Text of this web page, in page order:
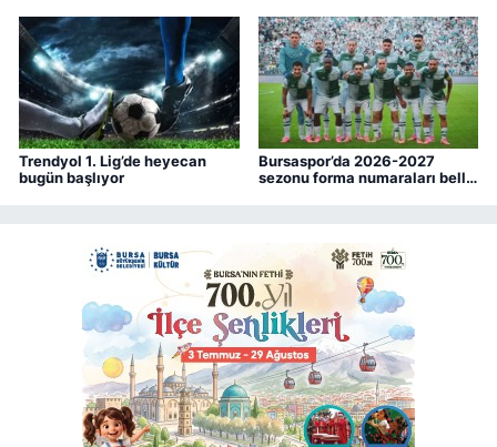
Trendyol 1. Lig’de heyecan
bugün başlıyor
Bursaspor’da 2026-2027
sezonu forma numaraları belli